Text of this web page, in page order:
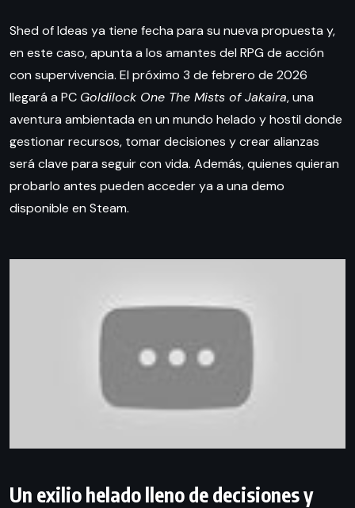
Shed of Ideas ya tiene fecha para su nueva propuesta y,
en este caso, apunta a los amantes del RPG de acción
con supervivencia. El próximo 3 de febrero de 2026
llegará a PC Goldilock One The Mists of Jakaira, una
aventura ambientada en un mundo helado y hostil donde
gestionar recursos, tomar decisiones y crear alianzas
será clave para seguir con vida. Además, quienes quieran
probarlo antes pueden acceder ya a una demo
disponible en Steam.
Un exilio helado lleno de decisiones y